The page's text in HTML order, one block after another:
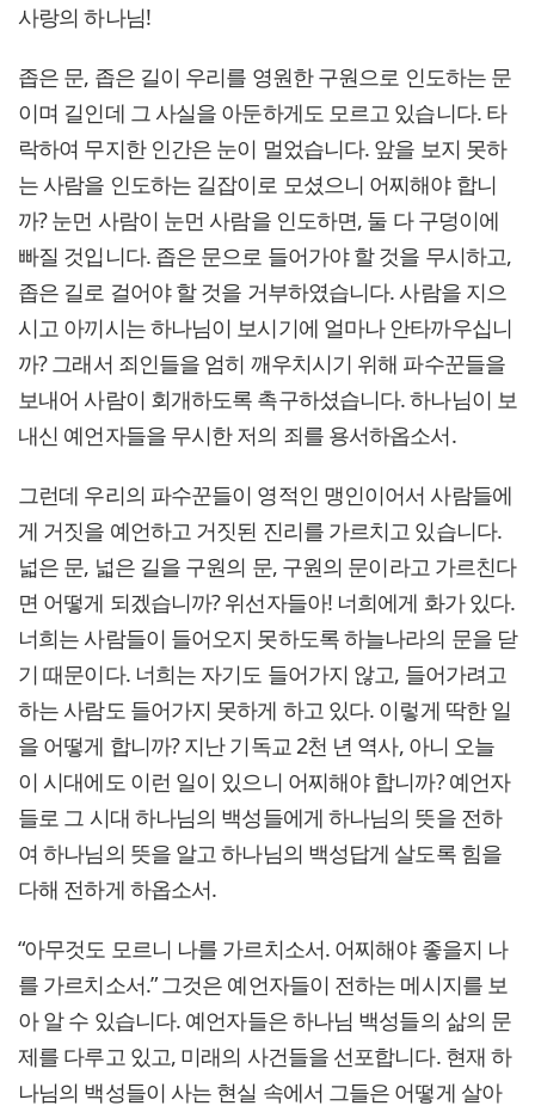
사랑의 하나님!
좁은 문, 좁은 길이 우리를 영원한 구원으로 인도하는 문
이며 길인데 그 사실을 아둔하게도 모르고 있습니다. 타
락하여 무지한 인간은 눈이 멀었습니다. 앞을 보지 못하
는 사람을 인도하는 길잡이로 모셨으니 어찌해야 합니
까? 눈먼 사람이 눈먼 사람을 인도하면, 둘 다 구덩이에
빠질 것입니다. 좁은 문으로 들어가야 할 것을 무시하고,
좁은 길로 걸어야 할 것을 거부하였습니다. 사람을 지으
시고 아끼시는 하나님이 보시기에 얼마나 안타까우십니
까? 그래서 죄인들을 엄히 깨우치시기 위해 파수꾼들을
보내어 사람이 회개하도록 촉구하셨습니다. 하나님이 보
내신 예언자들을 무시한 저의 죄를 용서하옵소서.
그런데 우리의 파수꾼들이 영적인 맹인이어서 사람들에
게 거짓을 예언하고 거짓된 진리를 가르치고 있습니다.
넓은 문, 넓은 길을 구원의 문, 구원의 문이라고 가르친다
면 어떻게 되겠습니까? 위선자들아! 너희에게 화가 있다.
너희는 사람들이 들어오지 못하도록 하늘나라의 문을 닫
기 때문이다. 너희는 자기도 들어가지 않고, 들어가려고
하는 사람도 들어가지 못하게 하고 있다. 이렇게 딱한 일
을 어떻게 합니까? 지난 기독교 2천 년 역사, 아니 오늘
이 시대에도 이런 일이 있으니 어찌해야 합니까? 예언자
들로 그 시대 하나님의 백성들에게 하나님의 뜻을 전하
여 하나님의 뜻을 알고 하나님의 백성답게 살도록 힘을
다해 전하게 하옵소서.
“아무것도 모르니 나를 가르치소서. 어찌해야 좋을지 나
를 가르치소서.” 그것은 예언자들이 전하는 메시지를 보
아 알 수 있습니다. 예언자들은 하나님 백성들의 삶의 문
제를 다루고 있고, 미래의 사건들을 선포합니다. 현재 하
나님의 백성들이 사는 현실 속에서 그들은 어떻게 살아